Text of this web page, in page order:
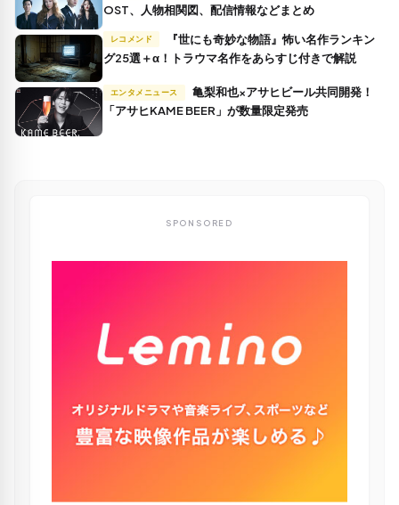
OST、人物相関図、配信情報などまとめ
レコメンド
グ25選＋α！トラウマ名作をあらすじ付きで解説
エンタメニュース
「アサヒKAME BEER」が数量限定発売
SPONSORED